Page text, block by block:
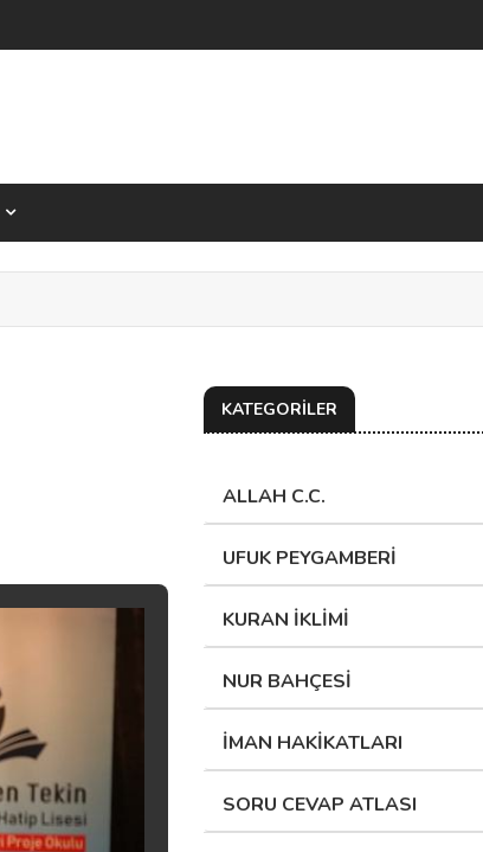
KATEGORİLER
ALLAH C.C.
UFUK PEYGAMBERİ
KURAN İKLİMİ
NUR BAHÇESİ
İMAN HAKİKATLARI
SORU CEVAP ATLASI